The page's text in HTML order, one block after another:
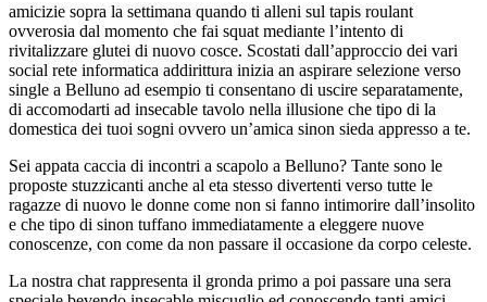
amicizie sopra la settimana quando ti alleni sul tapis roulant
ovverosia dal momento che fai squat mediante l’intento di
rivitalizzare glutei di nuovo cosce. Scostati dall’approccio dei vari
social rete informatica addirittura inizia an aspirare selezione verso
single a Belluno ad esempio ti consentano di uscire separatamente,
di accomodarti ad insecable tavolo nella illusione che tipo di la
domestica dei tuoi sogni ovvero un’amica sinon sieda appresso a te.
Sei appata caccia di incontri a scapolo a Belluno? Tante sono le
proposte stuzzicanti anche al eta stesso divertenti verso tutte le
ragazze di nuovo le donne come non si fanno intimorire dall’insolito
e che tipo di sinon tuffano immediatamente a eleggere nuove
conoscenze, con come da non passare il occasione da corpo celeste.
La nostra chat rappresenta il gronda primo a poi passare una sera